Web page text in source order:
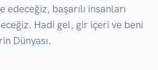
başarılı insanları
Hadi gel, gir içeri ve beni
Dünyası.